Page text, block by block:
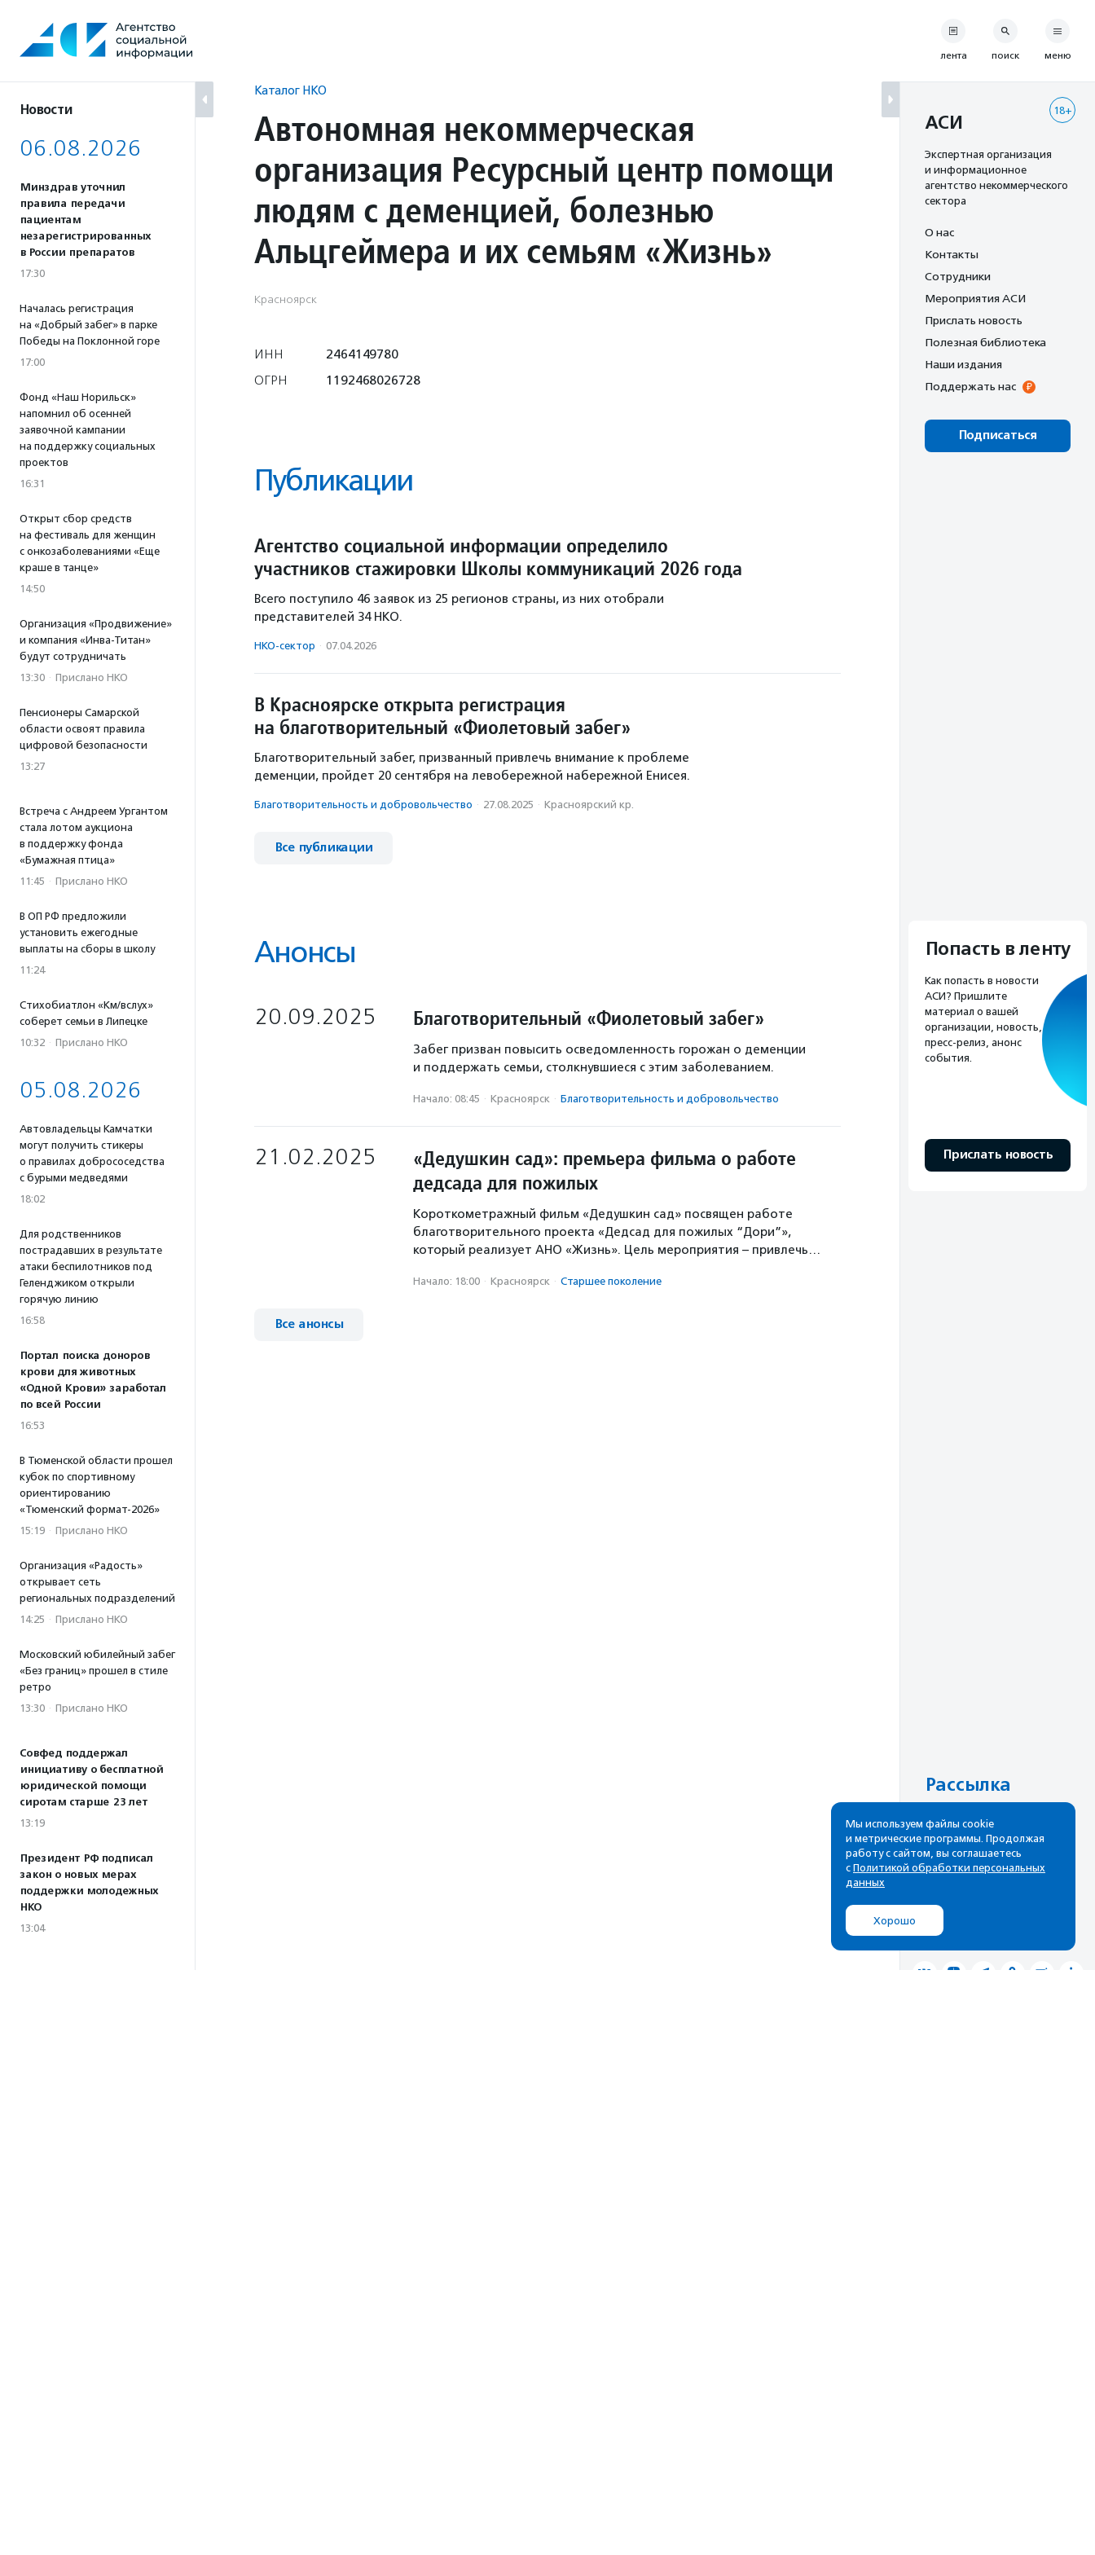
содержанию
Новости
06.08.2026
Минздрав уточнил
правила передачи
пациентам
незарегистрированных
в России препаратов
17:30
Началась регистрация
на «Добрый забег» в парке
Победы на Поклонной горе
17:00
Фонд «Наш Норильск»
напомнил об осенней
заявочной кампании
на поддержку социальных
проектов
16:31
Открыт сбор средств
на фестиваль для женщин
с онкозаболеваниями «Еще
краше в танце»
14:50
Организация «Продвижение»
и компания «Инва-Титан»
будут сотрудничать
13:30 · Прислано НКО
Пенсионеры Самарской
области освоят правила
цифровой безопасности
13:27
Встреча с Андреем Ургантом
стала лотом аукциона
в поддержку фонда
«Бумажная птица»
11:45 · Прислано НКО
В ОП РФ предложили
установить ежегодные
выплаты на сборы в школу
11:24
Стихобиатлон «Км/вслух»
соберет семьи в Липецке
10:32 · Прислано НКО
05.08.2026
Автовладельцы Камчатки
могут получить стикеры
о правилах добрососедства
с бурыми медведями
18:02
Для родственников
пострадавших в результате
атаки беспилотников под
Геленджиком открыли
горячую линию
16:58
Портал поиска доноров
крови для животных
«Одной Крови» заработал
по всей России
16:53
В Тюменской области прошел
кубок по спортивному
ориентированию
«Тюменский формат-2026»
15:19 · Прислано НКО
Организация «Радость»
открывает сеть
региональных подразделений
14:25 · Прислано НКО
Московский юбилейный забег
«Без границ» прошел в стиле
ретро
13:30 · Прислано НКО
Совфед поддержал
инициативу о бесплатной
юридической помощи
сиротам старше 23 лет
13:19
Президент РФ подписал
закон о новых мерах
поддержки молодежных
НКО
13:04
Каталог НКО
Автономная некоммерческая
организация Ресурсный центр помощи
людям с деменцией, болезнью
Альцгеймера и их семьям «Жизнь»
Красноярск
ИНН
2464149780
ОГРН
1192468026728
Публикации
Агентство социальной информации определило
участников стажировки Школы коммуникаций 2026 года
Всего поступило 46 заявок из 25 регионов страны, из них отобрали
представителей 34 НКО.
НКО-сектор · 07.04.2026
В Красноярске открыта регистрация
на благотворительный «Фиолетовый забег»
Благотворительный забег, призванный привлечь внимание к проблеме
деменции, пройдет 20 сентября на левобережной набережной Енисея.
Благотвори­тель­ность и доброволь­чест­во · 27.08.2025 · Красноярский кр.
Все публикации
Анонсы
20.09.2025 Благотворительный «Фиолетовый забег»
Забег призван повысить осведомленность горожан о деменции
и поддержать семьи, столкнувшиеся с этим заболеванием.
Начало: 08:45 · Красноярск · Благотвори­тель­ность и доброволь­чест­во
21.02.2025
«Дедушкин сад»: премьера фильма о работе
дедсада для пожилых
Короткометражный фильм «Дедушкин сад» посвящен работе
благотворительного проекта «Дедсад для пожилых “Дори”»,
который реализует АНО «Жизнь». Цель мероприятия – привлечь…
Начало: 18:00 · Красноярск · Старшее поколение
Все анонсы
лента поиск меню
18+
АСИ
Экспертная организация
и информационное
агентство некоммерческого
сектора
О нас
Контакты
Сотрудники
Мероприятия АСИ
Прислать новость
Полезная библиотека
Наши издания
Поддержать нас
Подписаться
Попасть в ленту
Как попасть в новости
АСИ? Пришлите
материал о вашей
организации, новость,
пресс-релиз, анонс
события.
Прислать новость
Рассылка
лучшие материалы в вашем
почтовом ящике
Мы используем файлы cookie
и метрические программы. Продолжая
работу с сайтом, вы соглашаетесь
с Политикой обработки персональных
данных
Хорошо